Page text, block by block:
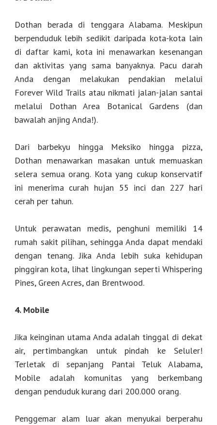
Dothan berada di tenggara Alabama. Meskipun
berpenduduk lebih sedikit daripada kota-kota lain
di daftar kami, kota ini menawarkan kesenangan
dan aktivitas yang sama banyaknya. Pacu darah
Anda dengan melakukan pendakian melalui
Forever Wild Trails atau nikmati jalan-jalan santai
melalui Dothan Area Botanical Gardens (dan
bawalah anjing Anda!).
Dari barbekyu hingga Meksiko hingga pizza,
Dothan menawarkan masakan untuk memuaskan
selera semua orang. Kota yang cukup konservatif
ini menerima curah hujan 55 inci dan 227 hari
cerah per tahun.
Untuk perawatan medis, penghuni memiliki 14
rumah sakit pilihan, sehingga Anda dapat mendaki
dengan tenang. Jika Anda lebih suka kehidupan
pinggiran kota, lihat lingkungan seperti Whispering
Pines, Green Acres, dan Brentwood.
4. Mobile
Jika keinginan utama Anda adalah tinggal di dekat
air, pertimbangkan untuk pindah ke Seluler!
Terletak di sepanjang Pantai Teluk Alabama,
Mobile adalah komunitas yang berkembang
dengan penduduk kurang dari 200.000 orang.
Penggemar alam luar akan menyukai berperahu